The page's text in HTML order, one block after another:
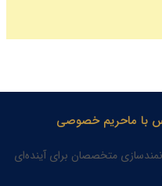
با ماحریم خصوصی
متخصصان برای آینده‌ای